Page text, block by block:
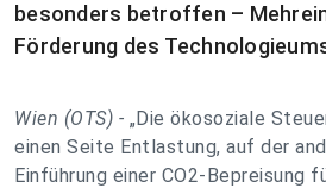
besonders betroffen –
Förderung des
Wien (OTS) - „Die ökosoziale
einen Seite Entlastung, auf der
Einführung einer CO2-Bepreisung